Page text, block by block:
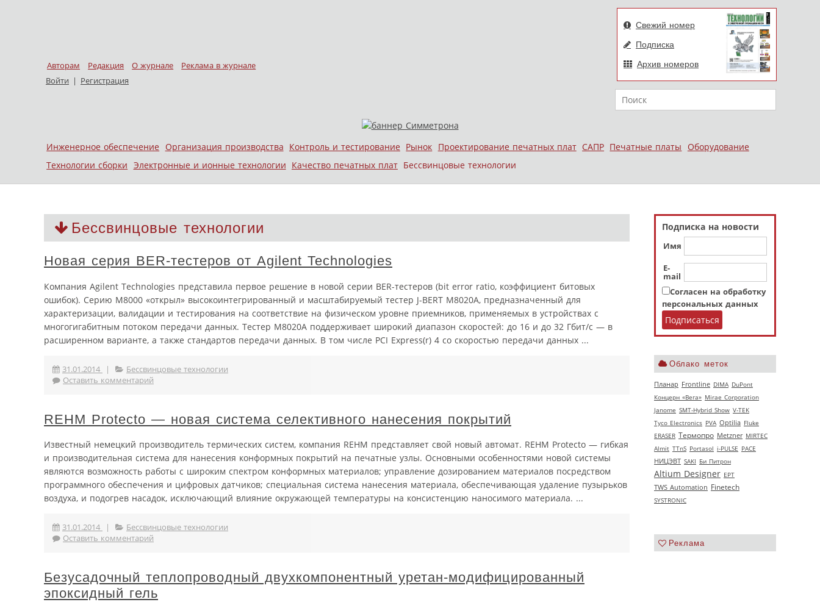
Авторам Редакция О журнале
Реклама в журнале
Войти | Регистрация
Свежий номер
Подписка
Архив номеров
Поиск
Меню
Skip to content
Инженерное обеспечение Организация производства Контроль и тестирование Рынок Проектирование печатных плат САПР Печатные платы
Оборудование
Технологии сборки Электронные и ионные технологии Качество печатных плат Бессвинцовые технологии
Подписка на новости
Имя
E-
mail
Согласен на обработку
персональных данных
Облако меток
Планар Frontline DIMA DuPont
Концерн «Вега» Mirae Corporation
Janome SMT-Hybrid Show V‑TEK
Tyco Electronics PVA Optilia Fluke
ERASER Термопро Metzner MIRTEC
Almit TTnS Portasol i-PULSE РАСЕ
НИЦЭВТ SAKI Би Питрон
Altium Designer EPT
TWS Automation Finetech
SYSTRONIC
Реклама
Бессвинцовые технологии
Новая серия BER-тестеров от Agilent Technologies
Компания Agilent Technologies представила первое решение в новой серии BER-тестеров (bit error ratio, коэффициент битовых
ошибок). Серию M8000 «открыл» высокоинтегрированный и масштабируемый тестер J-BERT M8020A, предназначенный для
характеризации, валидации и тестирования на соответствие на физическом уровне приемников, применяемых в устройствах с
многогигабитным потоком передачи данных. Тестер M8020A поддерживает широкий диапазон скоростей: до 16 и до 32 Гбит/с — в
расширенном варианте, а также стандартов передачи данных. В том числе PCI Express(r) 4 со скоростью передачи данных ...
31.01.2014 |
Бессвинцовые технологии
Оставить комментарий
REHM Protecto — новая система селективного нанесения покрытий
Известный немецкий производитель термических систем, компания REHM представляет свой новый автомат. REHM Protecto — гибкая
и производительная система для нанесения конформных покрытий на печатные узлы. Основными особенностями новой системы
являются возможность работы с широким спектром конформных материалов; управление дозированием материалов посредством
программного обеспечения и цифровых датчиков; специальная система нанесения материала, обеспечивающая удаление пузырьков
воздуха, и подогрев насадок, исключающий влияние окружающей температуры на консистенцию наносимого материала. ...
31.01.2014
Бессвинцовые технологии
Оставить комментарий
Безусадочный теплопроводный двухкомпонентный уретан-модифицированный
эпоксидный гель